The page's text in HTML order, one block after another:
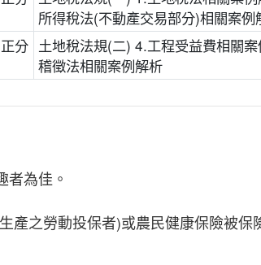
所得稅法(不動產交易部分)相關案例
分 土地稅法規(二) 4.工程受益費相關
稽徵法相關案例解析
者為佳。
產之勞動投保者)或農民健康保險被